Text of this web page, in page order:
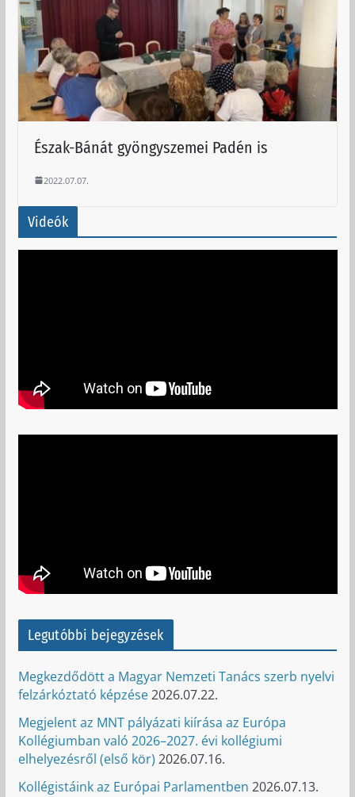
Észak-Bánát gyöngyszemei Padén is
2022.07.07.
Videók
Legutóbbi bejegyzések
Megkezdődött a Magyar Nemzeti Tanács szerb nyelvi
felzárkóztató képzése2026.07.22.
Megjelent az MNT pályázati kiírása az Európa
Kollégiumban való 2026–2027. évi kollégiumi
elhelyezésről (első kör) 2026.07.16.
Kollégistáink az Európai Parlamentben 2026.07.13.